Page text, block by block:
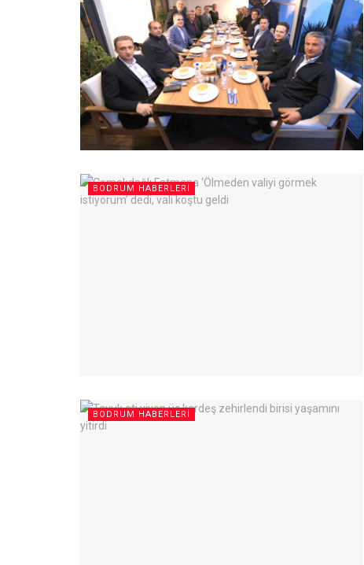
BODRUM HABERLERI
BODRUM HABERLERI